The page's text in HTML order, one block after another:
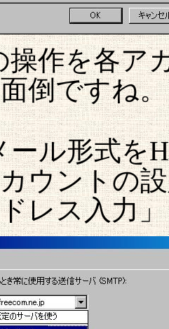
操作を各ア
倒ですね。
ール形式を
ウントの
レス入力